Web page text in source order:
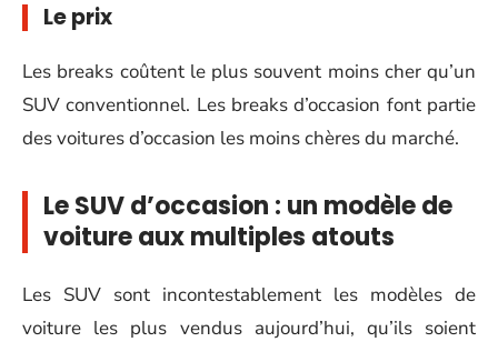
Le prix
Les breaks coûtent le plus souvent moins cher qu’un
SUV conventionnel. Les breaks d’occasion font partie
des voitures d’occasion les moins chères du marché.
Le SUV d’occasion : un modèle de
voiture aux multiples atouts
Les SUV sont incontestablement les modèles de
voiture les plus vendus aujourd’hui, qu’ils soient